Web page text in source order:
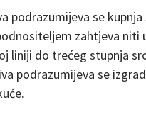
podrazumijeva se
zahtjeva niti
liniji do trećeg stupnja
podrazumijeva se